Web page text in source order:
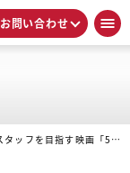
お問い合わせ
5%の視力でホテルのスタッフを目指す映画「5パーセントの奇跡」